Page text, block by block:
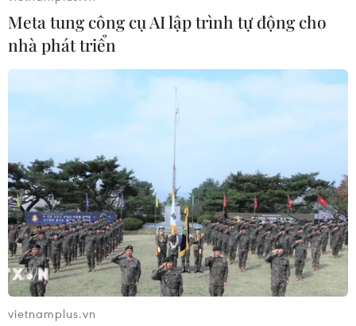
triển khai vũ khí ở Biển Đông"
15/12/2016 15:06
Ngoại trưởng Australia đã cảnh báo về sự gia tăng
căng thẳng và hoài nghi sau khi có thông tin cho thấy
Trung Quốc lắp đặt vũ khí trên cả 7 thực thể nhân tạo
mà Trung Quốc bồi đắp trên Biển Đông.
Meta tung công cụ AI lập trình tự động cho
nhà phát triển
vietnamplus.vn